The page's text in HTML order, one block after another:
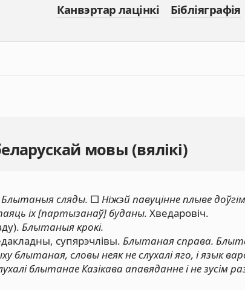
Канвэртар лацінкі Бібліяграфія
мовы (вялікі)
Блытаныя сляды. □ Ніжэй павуцінне плыве
іх [партызанаў] буданы. Хведаровіч.
Блытаныя крокі.
супярэчлівы. Блытаная справа.
блытаная, словы неяк не слухалі яго, і язык
блытанае Казікава апавяданне і не зусім